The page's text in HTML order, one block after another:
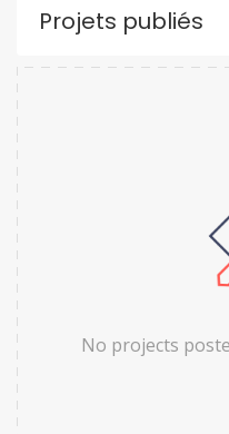
Projets publiés
No projects